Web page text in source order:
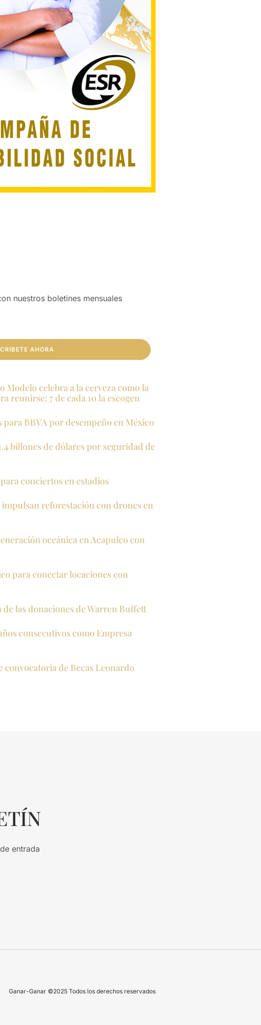
nuestros boletines mensuales
AHORA
Modelo celebra a la cerveza como la
reunirse: 7 de cada 10 la escogen
para BBVA por desempeño en México
billones de dólares por seguridad de
conciertos en estadios
reforestación con drones en
oceánica en Acapulco con
para conectar locaciones con
las donaciones de Warren Buffett
consecutivos como Empresa
convocatoria de Becas Leonardo
entrada
Ganar-Ganar ©2025 Todos los derechos reservados